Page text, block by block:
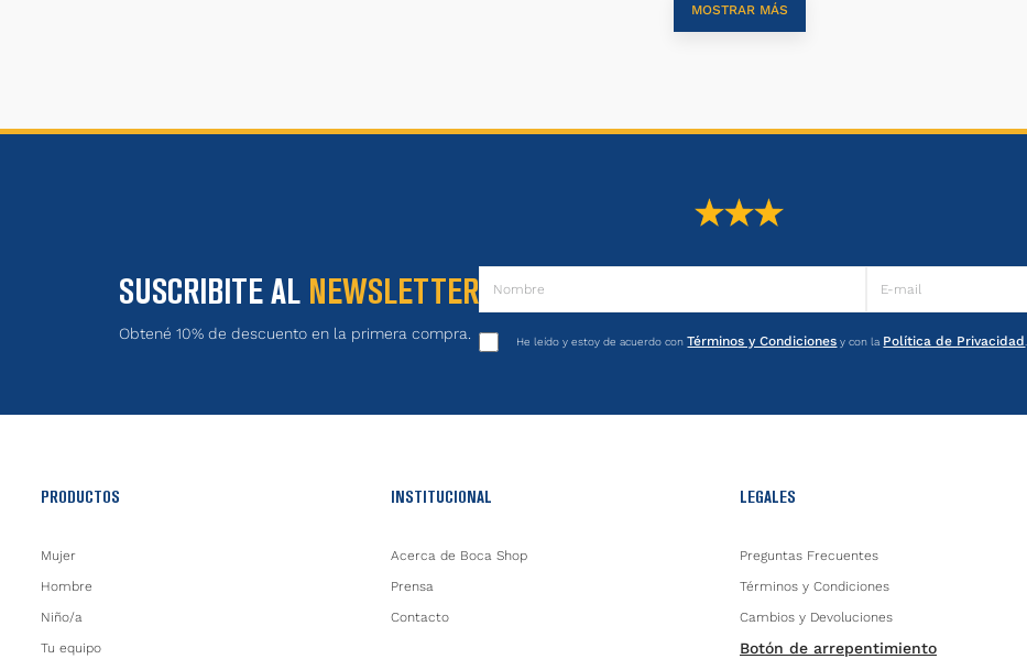
MOSTRAR MÁS
SUSCRIBITE AL NEWSLETTER
Obtené 10% de descuento en la primera compra. He leído y estoy de acuerdo conTérminos y Condiciones y con la Política de Privacidad
PRODUCTOS
Mujer
Hombre
Niño/a
Tu equipo
INSTITUCIONAL
Acerca de Boca Shop
Prensa
Contacto
LEGALES
Preguntas Frecuentes
Términos y Condiciones
Cambios y Devoluciones
Botón de arrepentimiento